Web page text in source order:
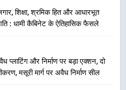
शिक्षा, श्रमिक हित और आधारभूत
: धामी कैबिनेट के ऐतिहासिक फैसले
प्लाटिंग और निर्माण पर बड़ा एक्शन, दो
मसूरी मार्ग पर अवैध निर्माण सील
महीनों में हजारों पदों पर की जाएगी
देहरादून आर्थिक कॉरिडोर से जुड़ी
ग्रीनफील्ड बाईपास परियोजना